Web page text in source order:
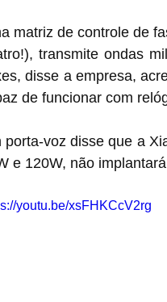
matriz de controle de
transmite ondas
disse a empresa,
de funcionar com
porta-voz disse que a
e 120W, não
youtu.be/xsFHKCcV2rg